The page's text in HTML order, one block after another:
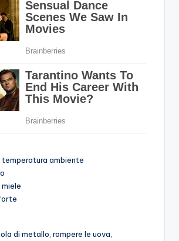
temperatura ambiente
di metallo, rompere le uova,